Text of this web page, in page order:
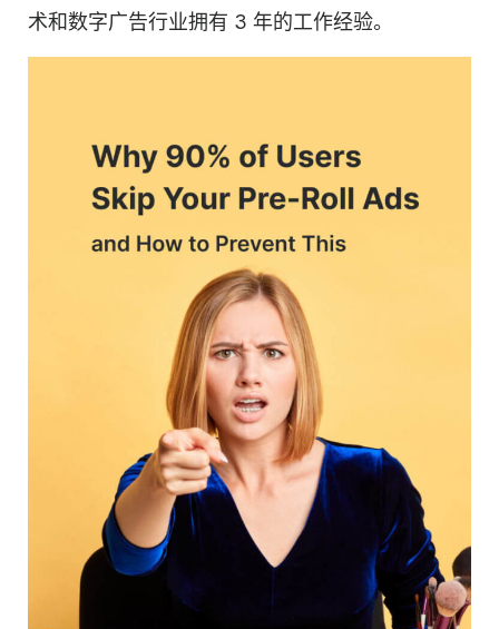
术和数字广告行业拥有 3 年的工作经验。